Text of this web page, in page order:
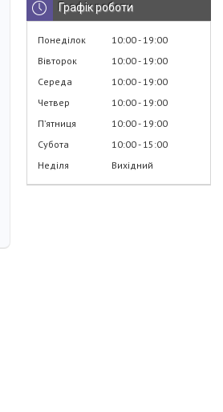
Графік роботи
Понеділок 10:00 19:00
Вівторок
10:00 19:00
Середа
10:00 19:00
Четвер
10:00 19:00
Пʼятниця
10:00 19:00
Субота
10:00 15:00
Неділя
Вихідний